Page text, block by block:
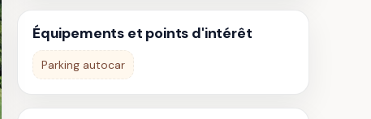
Équipements et points d'intérêt
Parking autocar